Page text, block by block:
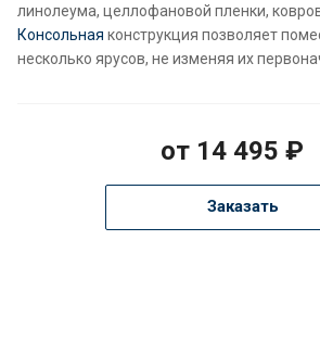
линолеума, целлофановой пленки,
Консольная конструкция позволяет
несколько ярусов, не изменяя их
от 14 495 ₽
Заказать